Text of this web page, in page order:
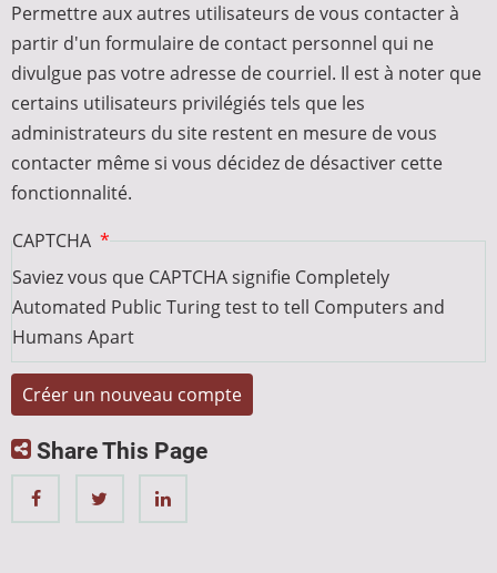
Permettre aux autres utilisateurs de vous contacter à
partir d'un formulaire de contact personnel qui ne
divulgue pas votre adresse de courriel. Il est à noter que
certains utilisateurs privilégiés tels que les
administrateurs du site restent en mesure de vous
contacter même si vous décidez de désactiver cette
fonctionnalité.
CAPTCHA
Saviez vous que CAPTCHA signifie Completely
Automated Public Turing test to tell Computers and
Humans Apart
Share This Page